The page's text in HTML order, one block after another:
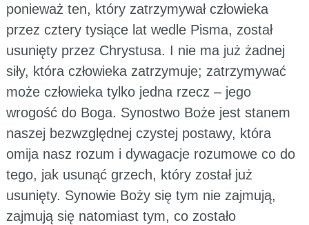
ponieważ ten, który zatrzymywał człowieka
przez cztery tysiące lat wedle Pisma, został
usunięty przez Chrystusa. I nie ma już żadnej
siły, która człowieka zatrzymuje; zatrzymywać
może człowieka tylko jedna rzecz – jego
wrogość do Boga. Synostwo Boże jest stanem
naszej bezwzględnej czystej postawy, która
omija nasz rozum i dywagacje rozumowe co do
tego, jak usunąć grzech, który został już
usunięty. Synowie Boży się tym nie zajmują,
zajmują się natomiast tym, co zostało